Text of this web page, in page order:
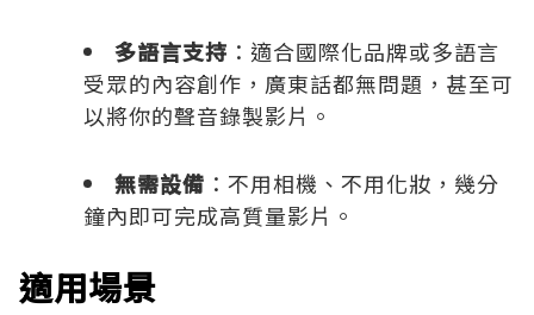
多語言支持 ：適合國際化品牌或多語言
受眾的內容創作，廣東話都無問題，甚至可
以將你的聲音錄製影片。
無需設備 ：不用相機、不用化妝，幾分
鐘內即可完成高質量影片。
適用場景